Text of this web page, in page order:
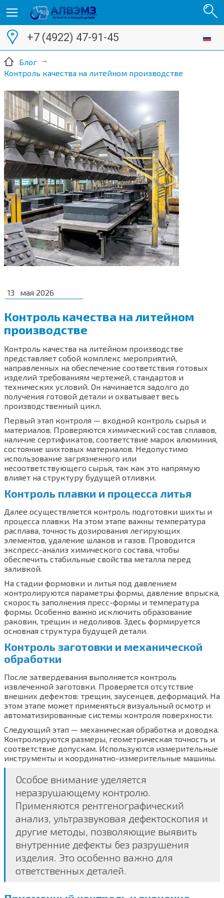
+7 (4922) 47-91-45
Блог
Контроль качества на литейном производстве
13 мая 2026
Контроль качества на литейном
производстве
Контроль качества на литейном производстве
представляет собой комплекс мероприятий,
направленных на обеспечение соответствия готовых
изделий требованиям чертежей, стандартов и
технических условий. Он начинается задолго до
получения готовой детали и охватывает весь
производственный цикл.
Первый этап контроля — входной контроль сырья и
материалов. Проверяются химический состав сплавов,
наличие сертификатов, соответствие марок алюминия,
состояние шихтовых материалов. Недопустимо
использование загрязненного или
несоответствующего сырья, так как это напрямую
влияет на структуру будущей отливки.
Контроль плавки и процесса литья
Далее осуществляется контроль подготовки шихты и
процесса плавки. На этом этапе важны температура
расплава, точность дозирования легирующих
элементов, удаление шлаков и газов. Проводится
экспресс-анализ химического состава, чтобы
обеспечить стабильные свойства металла перед
заливкой.
На стадии формовки и литья под давлением
контролируются параметры формы, давление впрыска,
скорость заполнения пресс-формы и температура
формы. Особенно важно исключить образование
раковин, трещин и недоливов. Здесь формируется
основная структура будущей детали.
Контроль заготовки и механической
обработки
После затвердевания выполняется контроль
извлеченной заготовки. Проверяется отсутствие
внешних дефектов: трещин, заусенцев, деформаций. На
этом этапе может применяться визуальный осмотр и
автоматизированные системы контроля поверхности.
Следующий этап — механическая обработка и доводка.
Контролируются размеры, геометрическая точность и
соответствие допускам. Используются измерительные
инструменты и координатно-измерительные машины.
Особое внимание уделяется
неразрушающему контролю.
Применяются рентгенографический
анализ, ультразвуковая дефектоскопия и
другие методы, позволяющие выявить
внутренние дефекты без разрушения
изделия. Это особенно важно для
ответственных деталей.